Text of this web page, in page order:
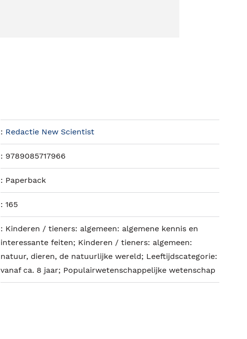
: Redactie New Scientist
: 9789085717966
: Paperback
: 165
: Kinderen / tieners: algemeen: algemene kennis en
interessante feiten; Kinderen / tieners: algemeen:
natuur, dieren, de natuurlijke wereld; Leeftijdscategorie:
vanaf ca. 8 jaar; Populairwetenschappelijke wetenschap